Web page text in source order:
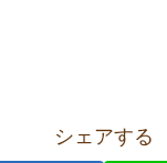
シェアする